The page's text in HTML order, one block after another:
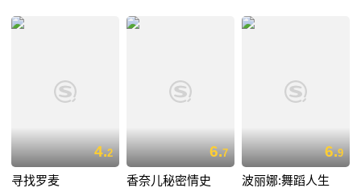
4.2
寻找罗麦
6.7
香奈儿秘密情史
6.9
波丽娜:舞蹈人生